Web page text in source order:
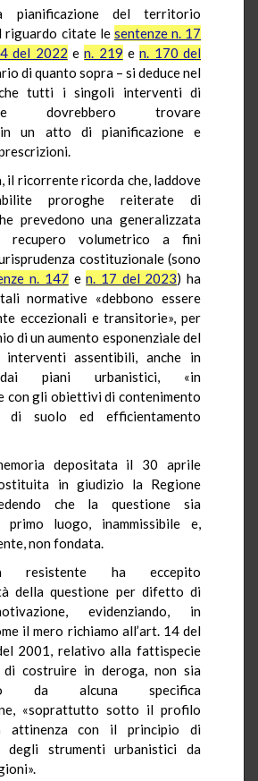
pianificazione del territorio
riguardo citate le sentenze n. 17
del 2022 en. 219 en. 170 del
di quanto sopra – si deduce nel
tutti i singoli interventi di
dovrebbero trovare
in un atto di pianificazione e
il ricorrente ricorda che, laddove
proroghe reiterate di
prevedono una generalizzata
recupero volumetrico a fini
costituzionale (sono
n. 147 en. 17 del 2023) ha
normative «debbono essere
eccezionali e transitorie», per
di un aumento esponenziale del
interventi assentibili, anche in
piani urbanistici, «in
con gli obiettivi di contenimento
di suolo ed efficientamento
depositata il 30 aprile
in giudizio la Regione
che la questione sia
primo luogo, inammissibile e,
non fondata.
resistente ha eccepito
della questione per difetto di
evidenziando, in
il mero richiamo all’art. 14 del
2001, relativo alla fattispecie
di costruire in deroga, non sia
da alcuna specifica
«soprattutto sotto il profilo
attinenza con il principio di
degli strumenti urbanistici da